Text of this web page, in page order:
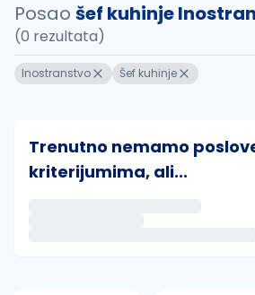
Posao šef kuhinje
(0 rezultata)
Inostranstvo Šef kuhinje
Trenutno nemamo
kriterijumima, ali...